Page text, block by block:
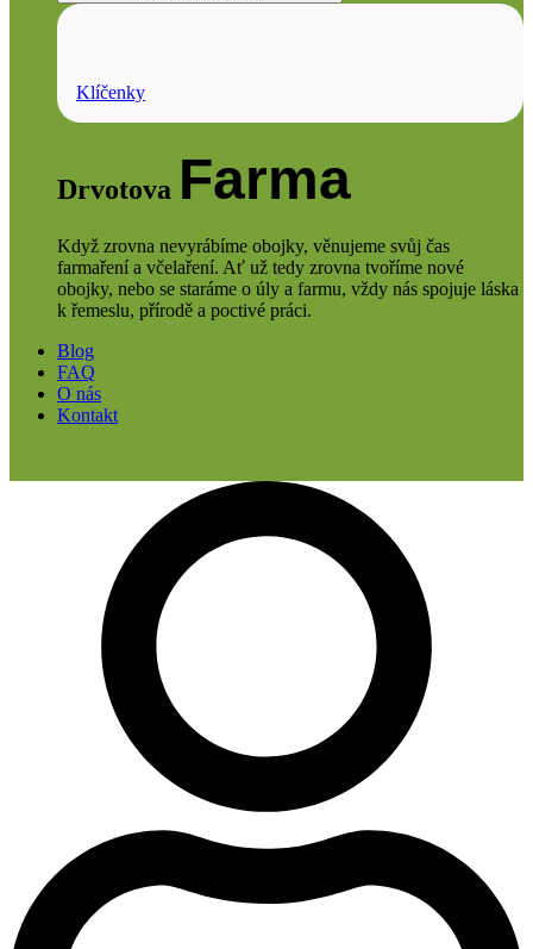
Klíčenky
Drvotova Farma
Když zrovna nevyrábíme obojky, věnujeme svůj čas
farmaření a včelaření. Ať už tedy zrovna tvoříme nové
obojky, nebo se staráme o úly a farmu, vždy nás spojuje láska
k řemeslu, přírodě a poctivé práci.
Blog
FAQ
O nás
Kontakt